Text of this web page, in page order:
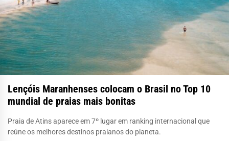
Lençóis Maranhenses colocam o Brasil no Top 10
mundial de praias mais bonitas
Praia de Atins aparece em 7º lugar em ranking internacional que
reúne os melhores destinos praianos do planeta.